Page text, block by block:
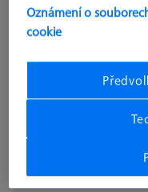
KONSTRUKČNÍ
Podpěra -
626109-9610-023
€ 84.99
Dostupné
Oznámení o
cookie